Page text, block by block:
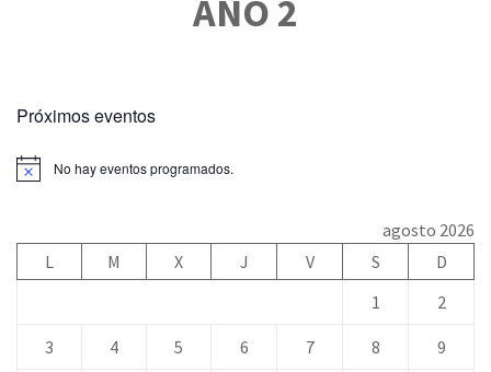
AÑO 2
Próximos eventos
No hay eventos programados.
agosto 2026
L
M X J V S
D
1
2
3 4 5 6 7 8 9